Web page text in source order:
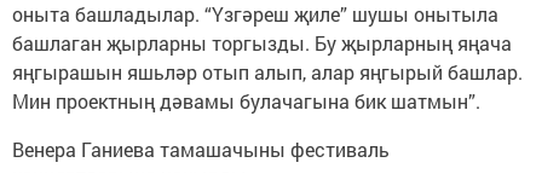
оныта башладылар. “Үзгәреш җиле” шушы онытыла
башлаган җырларны торгызды. Бу җырларның яңача
яңгырашын яшьләр отып алып, алар яңгырый башлар.
Мин проектның дәвамы булачагына бик шатмын”.
Венера Ганиева тамашачыны фестиваль